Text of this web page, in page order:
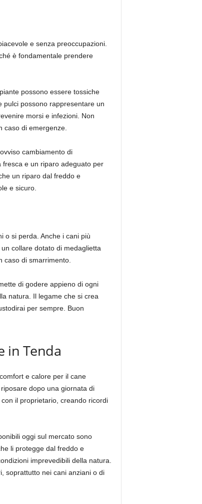
e senza preoccupazioni.
è fondamentale prendere
possono essere tossiche
pulci possono rappresentare un
morsi e infezioni. Non
caso di emergenze.
cambiamento di
e un riparo adeguato per
un riparo dal freddo e
e sicuro.
o si perda. Anche i cani più
collare dotato di medaglietta
caso di smarrimento.
di godere appieno di ogni
natura. Il legame che si crea
per sempre. Buon
in Tenda
e calore per il cane
dopo una giornata di
il proprietario, creando ricordi
oggi sul mercato sono
li protegge dal freddo e
imprevedibili della natura.
soprattutto nei cani anziani o di